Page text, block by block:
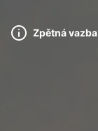
Zpětná vazba